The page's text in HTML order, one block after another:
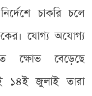
চাকরি চলে
যোগ্য অযোগ্য
ক্ষোভ বেড়েছে
১৪ই জুলাই তারা